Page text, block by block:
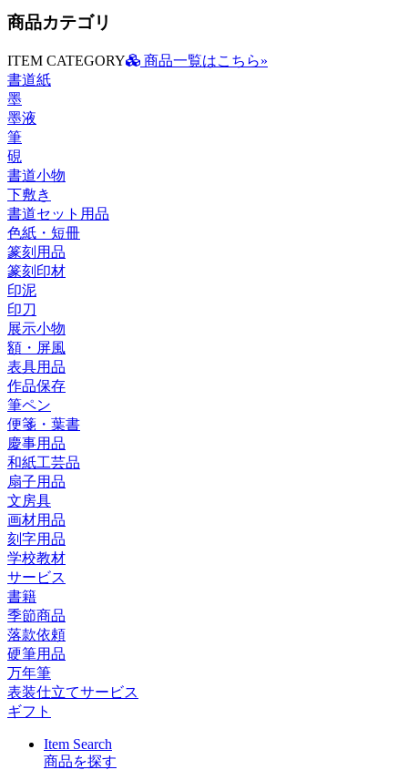
商品カテゴリ
ITEM CATEGORY
商品一覧はこちら»
書道紙
墨
墨液
筆
硯
書道小物
下敷き
書道セット用品
色紙・短冊
篆刻用品
篆刻印材
印泥
印刀
展示小物
額・屏風
表具用品
作品保存
筆ペン
便箋・葉書
慶事用品
和紙工芸品
扇子用品
文房具
画材用品
刻字用品
学校教材
サービス
書籍
季節商品
落款依頼
硬筆用品
万年筆
表装仕立てサービス
ギフト
Item Search
商品を探す